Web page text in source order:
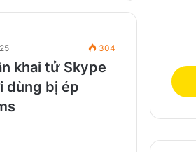
304
khai tử Skype
dùng bị ép